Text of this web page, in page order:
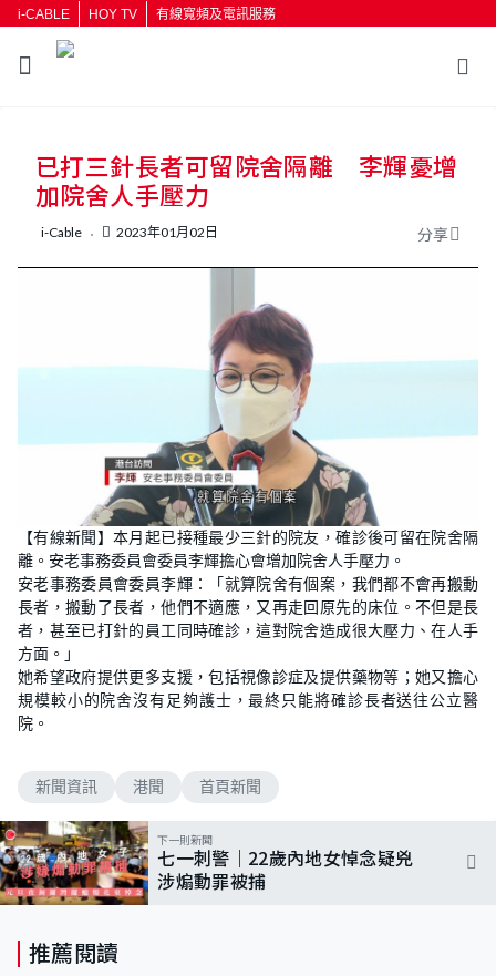
i-CABLE HOY TV 有線寬頻及電訊服務
按輸入鍵開始搜尋
已打三針長者可留院舍隔離 李輝憂增
加院舍人手壓力
i-Cable 2023年01月02日 分享
【有線新聞】本月起已接種最少三針的院友，確診後可留在院舍隔
離。安老事務委員會委員李輝擔心會增加院舍人手壓力。
安老事務委員會委員李輝：「就算院舍有個案，我們都不會再搬動
長者，搬動了長者，他們不適應，又再走回原先的床位。不但是長
者，甚至已打針的員工同時確診，這對院舍造成很大壓力、在人手
方面。」
她希望政府提供更多支援，包括視像診症及提供藥物等；她又擔心
規模較小的院舍沒有足夠護士，最終只能將確診長者送往公立醫
院。
新聞資訊 港聞 首頁新聞
下一則新聞
七一刺警｜22歲內地女悼念疑兇
涉煽動罪被捕
推薦閱讀